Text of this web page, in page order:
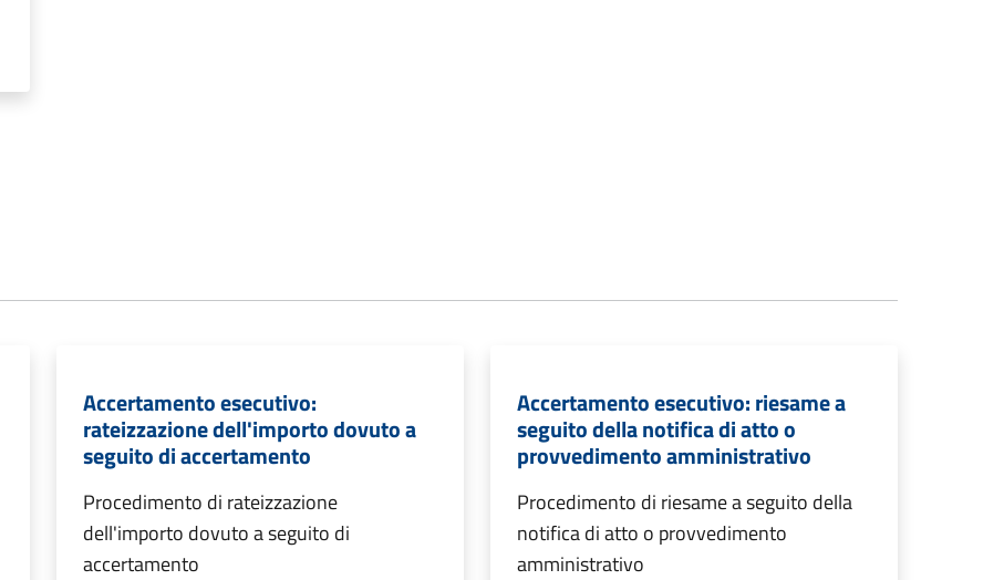
Accertamento esecutivo:
rateizzazione dell'importo dovuto a
seguito di accertamento
Procedimento di rateizzazione
dell'importo dovuto a seguito di
accertamento
Accertamento esecutivo: riesame a
seguito della notifica di atto o
provvedimento amministrativo
Procedimento di riesame a seguito della
notifica di atto o provvedimento
amministrativo